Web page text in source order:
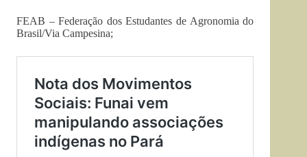
FEAB – Federação dos Estudantes de Agronomia do
Brasil/Via Campesina;